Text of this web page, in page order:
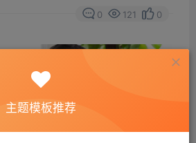
0 121 0
主题模板推荐